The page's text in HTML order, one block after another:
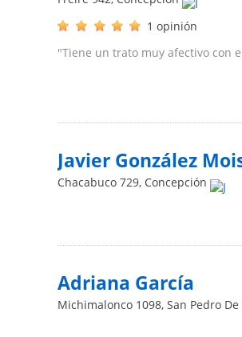
1 opinión
"Tiene un trato muy afectivo con
Javier González
Chacabuco 729, Concepción
Adriana García
Michimalonco 1098, San Pedro De